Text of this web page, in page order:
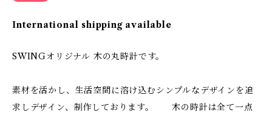
International shipping available
SWINGオリジナル 木の丸時計です。
素材を活かし、生活空間に溶け込むシンプルなデザインを追
求しデザイン、制作しております。 木の時計は全て一点